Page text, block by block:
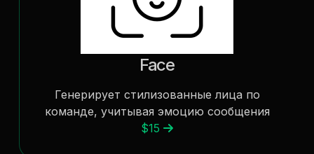
Face
Генерирует стилизованные лица по
команде, учитывая эмоцию сообщения
$15